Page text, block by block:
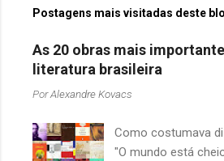
Postagens mais visitadas deste
As 20 obras mais
literatura brasileira
PorAlexandre Kovacs
Como costumava
"O mundo está